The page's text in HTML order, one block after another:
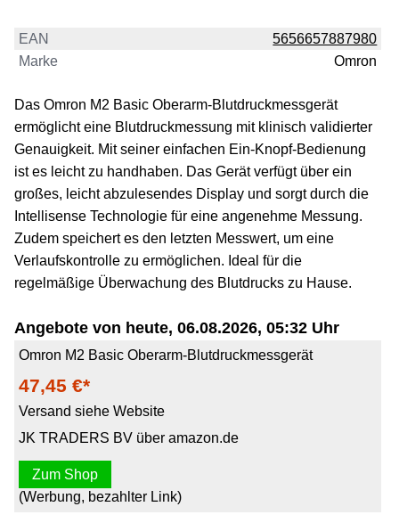
EAN
5656657887980
Marke
Omron
Das Omron M2 Basic Oberarm-Blutdruckmessgerät
ermöglicht eine Blutdruckmessung mit klinisch validierter
Genauigkeit. Mit seiner einfachen Ein-Knopf-Bedienung
ist es leicht zu handhaben. Das Gerät verfügt über ein
großes, leicht abzulesendes Display und sorgt durch die
Intellisense Technologie für eine angenehme Messung.
Zudem speichert es den letzten Messwert, um eine
Verlaufskontrolle zu ermöglichen. Ideal für die
regelmäßige Überwachung des Blutdrucks zu Hause.
Angebote von heute, 06.08.2026, 05:32 Uhr
Omron M2 Basic Oberarm-Blutdruckmessgerät
47,45 €*
Versand siehe Website
JK TRADERS BV über amazon.de
Zum Shop
(Werbung, bezahlter Link)